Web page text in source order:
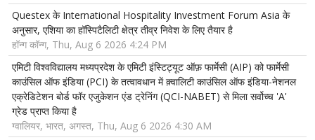
Questex के International Hospitality Investment Forum Asia के
अनुसार, एशिया का हॉस्पिटैलिटी क्षेत्र तीव्र निवेश के लिए तैयार है
हॉन्ग कॉन्ग, Thu, Aug 6 2026 4:24 PM
एमिटी विश्वविद्यालय मध्यप्रदेश के एमिटी इंस्टिट्यूट ऑफ़ फार्मेसी (AIP) को फार्मेसी
काउंसिल ऑफ इंडिया (PCI) के तत्वावधान में क़्वालिटी काउंसिल ऑफ इंडिया-नेशनल
एक्रेडिटेशन बोर्ड फॉर एजुकेशन एंड ट्रेनिंग (QCI-NABET) से मिला सर्वोच्च 'A'
ग्रेड प्राप्त किया है
ग्वालियर, भारत, अगस्त, Thu, Aug 6 2026 4:30 AM